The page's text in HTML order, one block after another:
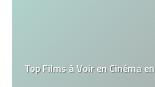
Top Films à Voir en Cinéma